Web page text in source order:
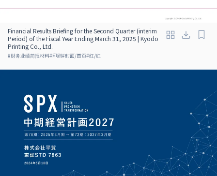
Financial Results Briefing for the Second Quarter (interim
Period) of the Fiscal Year Ending March 31, 2025 | Kyodo
Printing Co., Ltd.
#财务业绩简报材料#印刷#封面/首页#红/红